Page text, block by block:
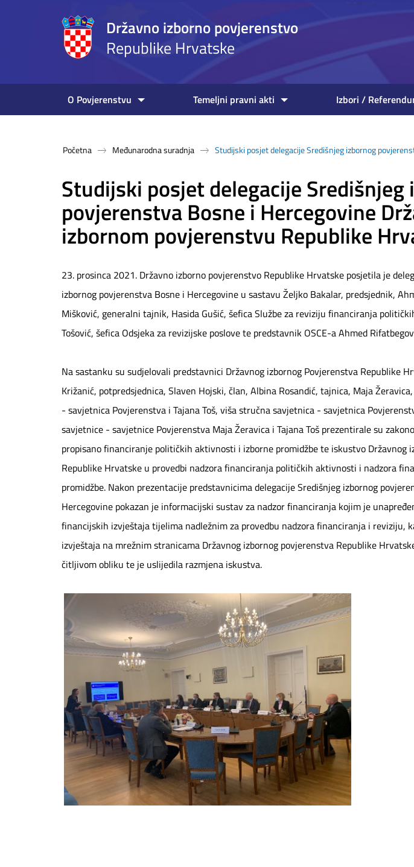
Državno izborno povjerenstvo
Republike Hrvatske
O Povjerenstvu
Temeljni pravni akti Izbori /
Početna Međunarodna suradnja Studijski posjet delegacije Središnjeg izbornog
Studijski posjet delegacije Središnjeg
povjerenstva Bosne i Hercegovine
izbornom povjerenstvu Republike
23. prosinca 2021. Državno izborno povjerenstvo Republike Hrvatske posjetila je
izbornog povjerenstva Bosne i Hercegovine u sastavu Željko Bakalar, predsjednik,
Mišković, generalni tajnik, Hasida Gušić, šefica Službe za reviziju financiranja
Tošović, šefica Odsjeka za revizijske poslove te predstavnik OSCE-a Ahmed
Na sastanku su sudjelovali predstavnici Državnog izbornog Povjerenstva Republike
Križanić, potpredsjednica, Slaven Hojski, član, Albina Rosandić, tajnica, Maja
- savjetnica Povjerenstva i Tajana Toš, viša stručna savjetnica - savjetnica
savjetnice - savjetnice Povjerenstva Maja Žeravica i Tajana Toš prezentirale su
propisano financiranje političkih aktivnosti i izborne promidžbe te iskustvo Državnog
Republike Hrvatske u provedbi nadzora financiranja političkih aktivnosti i nadzora
promidžbe. Nakon prezentacije predstavnicima delegacije Središnjeg izbornog
Hercegovine pokazan je informacijski sustav za nadzor financiranja kojim je
financijskih izvještaja tijelima nadležnim za provedbu nadzora financiranja i reviziju,
izvještaja na mrežnim stranicama Državnog izbornog povjerenstva Republike
čitljivom obliku te je uslijedila razmjena iskustva.